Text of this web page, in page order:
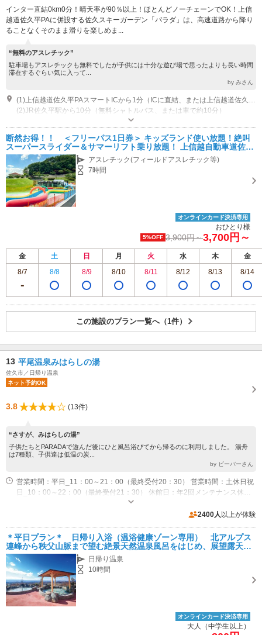
インター直結0km0分！晴天率が90％以上！ほとんどノーチェーンでOK！上信
越道佐久平PAに併設する佐久スキーガーデン「パラダ」は、高速道路から降り
ることなくそのまま滑りを楽しめま...
“無料のアスレチック”
駐車場もアスレチックも無料でしたが子供には十分な遊び場で思ったよりも長い時間
滞在するぐらい気に入って...
by みさん
(2)JR佐久平駅から10分（無料シャトルバス、または車で約10分）
営業：8：00～18：00 ※施設、期間によって営業時間は異なります。詳細
専用駐車場あり（無料）1500台 南北パラダ共通
断然お得！！ ＜フリーパス1日券＞ キッズランド使い放題！絶叫
スーパースライダー＆サマーリフト乗り放題！ 上信越自動車道佐久
平PA直結でアクセス抜群♪ ファミリーにおすすめ♪
アスレチック(フィールドアスレチック等)
7時間
オンラインカード決済専用
おひとり様
5%OFF 3,900円～3,700円～
金 土 日 月 火 水 木
金
8/7
8/8 8/9 8/10 8/11 8/12 8/13 8/14
この施設のプラン一覧へ（1件）
13 平尾温泉みはらしの湯
佐久市／日帰り温泉
ネット予約OK
3.8 (13件)
“さすが、みはらしの湯”
子供たちとPARADAで遊んだ後にひと風呂浴びてから帰るのに利用しました。 湯舟
は7種類、子供達は低温の炭...
by ビーバーさん
営業時間：平日_11：00～21：00（最終受付20：30） 営業時間：土休日祝
日_10：00～22：00（最終受付21：30） 休館日：年2回メンテナンス休館
2400人 以上が体験
＊平日プラン＊ 日帰り入浴（温浴健康ゾーン専用） 北アルプス
連峰から秩父山脈まで望む絶景天然温泉風呂をはじめ、展望露天風
呂、炭酸風呂、替わり湯、サウナをお楽しみください♪
日帰り温泉
10時間
オンラインカード決済専用
大人（中学生以上）